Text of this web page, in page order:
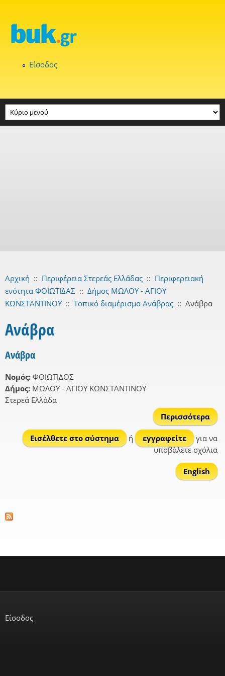
Είσοδος
Αρχική :: Περιφέρεια Στερεάς Ελλάδας :: Περιφερειακή
ενότητα ΦΘΙΩΤΙΔΑΣ :: Δήμος ΜΩΛΟΥ - ΑΓΙΟΥ
ΚΩΝΣΤΑΝΤΙΝΟΥ :: Τοπικό διαμέρισμα Ανάβρας :: Ανάβρα
Ανάβρα
Ανάβρα
Νομός: ΦΘΙΩΤΙΔΟΣ
Δήμος: ΜΩΛΟΥ - ΑΓΙΟΥ ΚΩΝΣΤΑΝΤΙΝΟΥ
Στερεά Ελλάδα
Περισσότερα
Εισέλθετε στο σύστημα
ή εγγραφείτε
για να
υποβάλετε σχόλια
English
Είσοδος